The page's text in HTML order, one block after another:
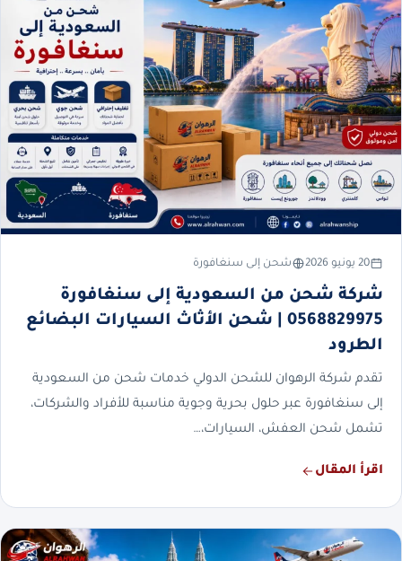
20 يونيو 2026 شحن إلى سنغافورة
شركة شحن من السعودية إلى سنغافورة
0568829975 | شحن الأثاث السيارات البضائع
الطرود
تقدم شركة الرهوان للشحن الدولي خدمات شحن من السعودية
إلى سنغافورة عبر حلول بحرية وجوية مناسبة للأفراد والشركات،
تشمل شحن العفش، السيارات،…
اقرأ المقال